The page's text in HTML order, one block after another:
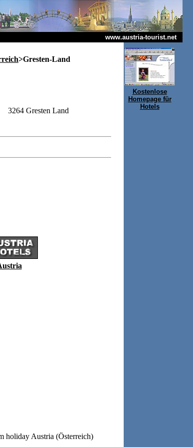
www.austria-tourist.net
>Gresten-Land
3264 Gresten Land
holiday Austria (Österreich)
Kostenlose
Homepage für
Hotels